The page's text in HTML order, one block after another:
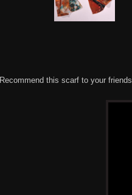
Recommend this scarf to your friends